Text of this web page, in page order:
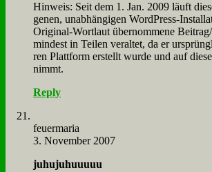
Hin­weis: Seit dem 1. Jan. 2009 läuft
ge­nen, un­ab­hän­gi­gen Word­Press-
Ori­gi­nal-Wort­laut über­nom­me­ne
min­dest in Tei­len ver­al­tet, da er
ren Platt­form er­stellt wur­de und auf
nimmt.
Reply
feu­er­ma­ria
3. November 2007
juhu­juhuuuuu